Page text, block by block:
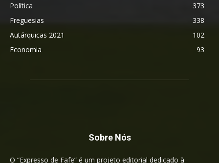
Política
373
Freguesias
338
Autárquicas 2021
102
Economia
93
Sobre Nós
O “Expresso de Fafe” é um projeto editorial dedicado à